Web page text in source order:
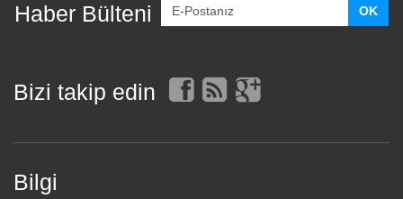
Haber Bülteni
Bizi takip edin
Bilgi